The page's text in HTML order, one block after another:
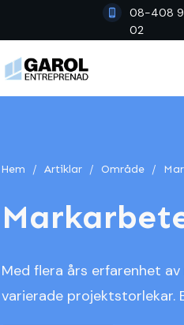
08-408
02
Hem / Artiklar / Område /
Med flera års erfarenhet
varierade projektstorlekar.